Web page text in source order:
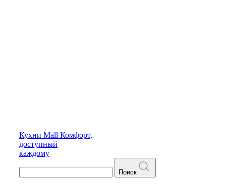
Кухни Mall Комфорт,
доступный
каждому
Поиск